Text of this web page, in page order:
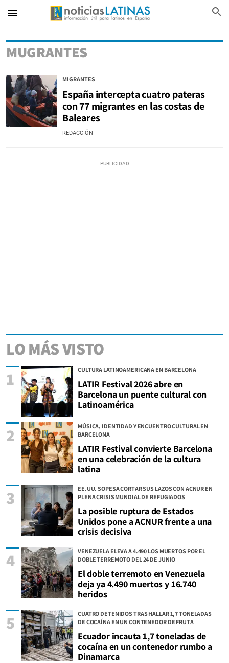
menu search
MUGRANTES
MIGRANTES
España intercepta cuatro pateras
con 77 migrantes en las costas de
Baleares
REDACCIÓN
LO MÁS VISTO
CULTURA LATINOAMERICANA EN BARCELONA
LATIR Festival 2026 abre en
Barcelona un puente cultural con
Latinoamérica
1
MÚSICA, IDENTIDAD Y ENCUENTRO CULTURAL EN
BARCELONA
LATIR Festival convierte Barcelona
en una celebración de la cultura
latina
2
EE.UU. SOPESA CORTAR SUS LAZOS CON ACNUR EN
PLENA CRISIS MUNDIAL DE REFUGIADOS
La posible ruptura de Estados
Unidos pone a ACNUR frente a una
crisis decisiva
3
VENEZUELA ELEVA A 4.490 LOS MUERTOS POR EL
DOBLE TERREMOTO DEL 24 DE JUNIO
El doble terremoto en Venezuela
deja ya 4.490 muertos y 16.740
heridos
4
CUATRO DETENIDOS TRAS HALLAR 1,7 TONELADAS
DE COCAÍNA EN UN CONTENEDOR DE FRUTA
Ecuador incauta 1,7 toneladas de
cocaína en un contenedor rumbo a
Dinamarca
5